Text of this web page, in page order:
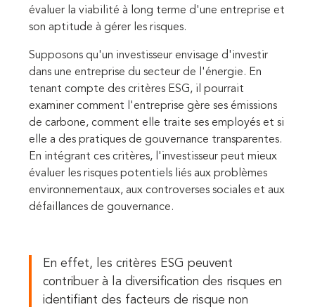
évaluer la viabilité à long terme d'une entreprise et
son aptitude à gérer les risques.
Supposons qu'un investisseur envisage d'investir
dans une entreprise du secteur de l'énergie. En
tenant compte des critères ESG, il pourrait
examiner comment l'entreprise gère ses émissions
de carbone, comment elle traite ses employés et si
elle a des pratiques de gouvernance transparentes.
En intégrant ces critères, l'investisseur peut mieux
évaluer les risques potentiels liés aux problèmes
environnementaux, aux controverses sociales et aux
défaillances de gouvernance.
En effet, les critères ESG peuvent
contribuer à la diversification des risques en
identifiant des facteurs de risque non